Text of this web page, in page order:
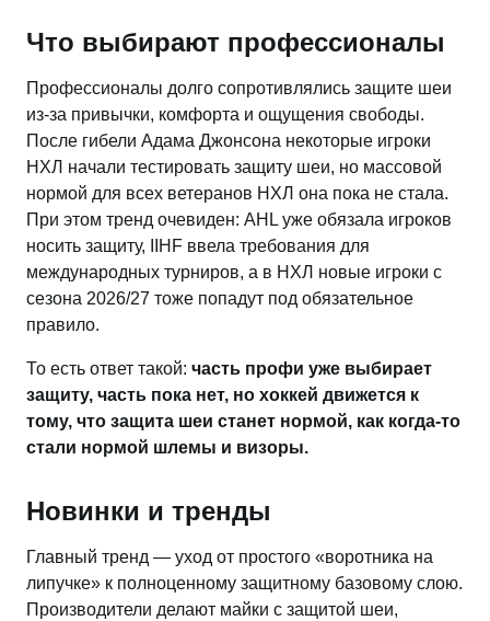
Что выбирают профессионалы
Профессионалы долго сопротивлялись защите шеи
из-за привычки, комфорта и ощущения свободы.
После гибели Адама Джонсона некоторые игроки
НХЛ начали тестировать защиту шеи, но массовой
нормой для всех ветеранов НХЛ она пока не стала.
При этом тренд очевиден: AHL уже обязала игроков
носить защиту, IIHF ввела требования для
международных турниров, а в НХЛ новые игроки с
сезона 2026/27 тоже попадут под обязательное
правило.
То есть ответ такой: часть профи уже выбирает
защиту, часть пока нет, но хоккей движется к
тому, что защита шеи станет нормой, как когда-то
стали нормой шлемы и визоры.
Новинки и тренды
Главный тренд — уход от простого «воротника на
липучке» к полноценному защитному базовому слою.
Производители делают майки с защитой шеи,